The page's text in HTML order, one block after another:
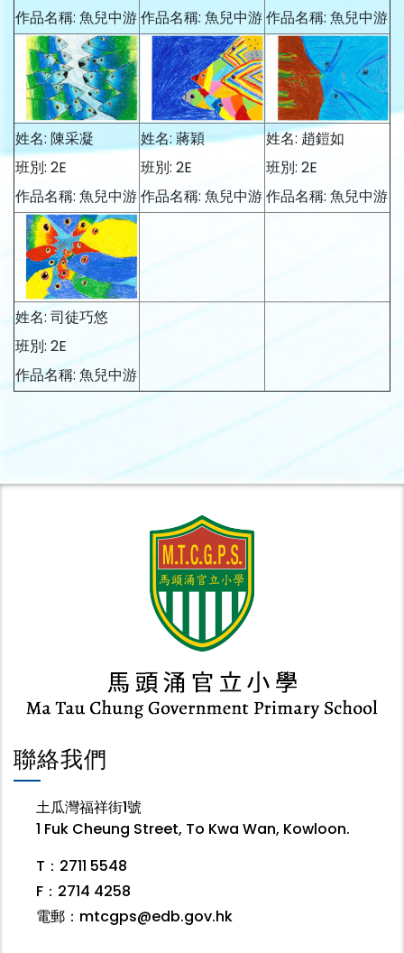
作品名稱: 魚兒中游作品名稱: 魚兒中游作品名稱: 魚兒中游
姓名: 陳采凝
班別: 2E
作品名稱: 魚兒中游
姓名: 蔣穎
班別: 2E
作品名稱: 魚兒中游
姓名: 趙鎧如
班別: 2E
作品名稱: 魚兒中游
姓名: 司徒巧悠
班別: 2E
作品名稱: 魚兒中游
聯絡我們
土瓜灣福祥街1號
1 Fuk Cheung Street, To Kwa Wan, Kowloon.
T：2711 5548
F：2714 4258
電郵： mtcgps@edb.gov.hk